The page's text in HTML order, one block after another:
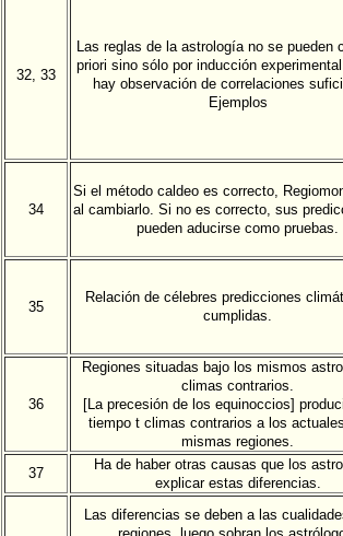
32, 33
Las reglas de la astrología no se pueden
priori sino sólo por inducción
hay observación de correlaciones
Ejemplos
34
Si el método caldeo es correcto,
al cambiarlo. Si no es correcto, sus
pueden aducirse como pruebas.
35
Relación de célebres predicciones
cumplidas.
36
Regiones situadas bajo los mismos
climas contrarios.
[La precesión de los equinoccios]
tiempo t climas contrarios a los
mismas regiones.
37
Ha de haber otras causas que los
explicar estas diferencias.
Las diferencias se deben a las